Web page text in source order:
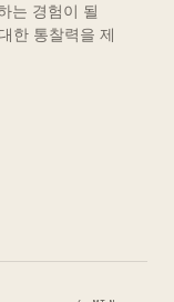
는 경험이 될
한 통찰력을 제